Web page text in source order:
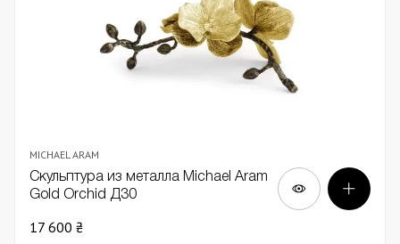
MICHAEL ARAM
Скульптура из металла Michael Aram
Gold Orchid Д30
17 600 ₴